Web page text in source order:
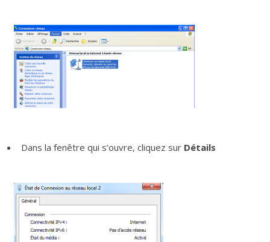
Dans la fenêtre qui s’ouvre, cliquez sur Détails